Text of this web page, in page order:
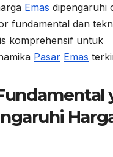
Emas dipengaruhi
fundamental dan
komprehensif untuk
Pasar Emas